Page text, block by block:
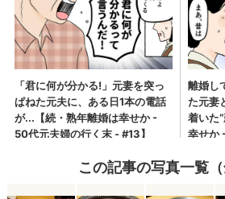
この記事の写真一覧（